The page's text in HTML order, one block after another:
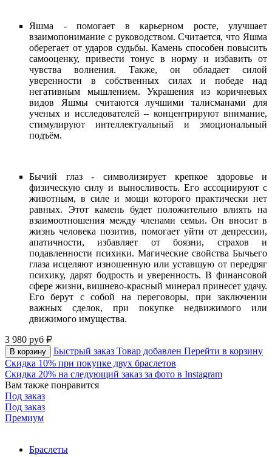
Яшма - помогает в карьерном росте, улучшает
взаимопонимание с руководством. Считается, что Яшма
оберегает от ударов судьбы. Камень способен повысить
самооценку, привести тонус в норму и избавить от
чувства волнения. Также, он обладает силой
уверенности в собственных силах и победе над
негативным мышлением. Украшения из коричневых
видов Яшмы считаются лучшими талисманами для
ученых и исследователей – концентрируют внимание,
стимулируют интеллектуальный и эмоциональный
подъём.
Бычий глаз - символизирует крепкое здоровье и
физическую силу и выносливость. Его ассоциируют с
животным, в силе и мощи которого практически нет
равных. Этот камень будет положительно влиять на
взаимоотношения между членами семьи. Он вносит в
жизнь человека позитив, помогает уйти от депрессии,
апатичности, избавляет от боязни, страхов и
подавленности психики. Магические свойства Бычьего
глаза исцеляют изношенную или уставшую от передряг
психику, дарят бодрость и уверенность. В финансовой
сфере жизни, вишнево-красный минерал принесет удачу.
Его берут с собой на переговоры, при заключении
важных сделок, при покупке недвижимого или
движимого имущества.
3 980 руб
В корзину Быстрый заказ Товар добавлен Перейти в корзину
Скидка 10% при покупке двух браслетов
Скидка 20% на следующий заказ за фото в Instagram
Вам также понравится
Под заказ
Под заказ
Премиум
Браслеты